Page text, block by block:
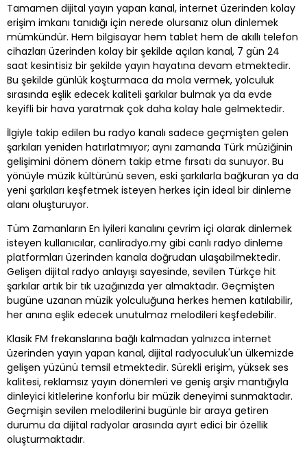
Tamamen dijital yayın yapan kanal, internet üzerinden kolay
erişim imkanı tanıdığı için nerede olursanız olun dinlemek
mümkündür. Hem bilgisayar hem tablet hem de akıllı telefon
cihazları üzerinden kolay bir şekilde açılan kanal, 7 gün 24
saat kesintisiz bir şekilde yayın hayatına devam etmektedir.
Bu şekilde günlük koşturmaca da mola vermek, yolculuk
sırasında eşlik edecek kaliteli şarkılar bulmak ya da evde
keyifli bir hava yaratmak çok daha kolay hale gelmektedir.
İlgiyle takip edilen bu radyo kanalı sadece geçmişten gelen
şarkıları yeniden hatırlatmıyor; aynı zamanda Türk müziğinin
gelişimini dönem dönem takip etme fırsatı da sunuyor. Bu
yönüyle müzik kültürünü seven, eski şarkılarla bağkuran ya da
yeni şarkıları keşfetmek isteyen herkes için ideal bir dinleme
alanı oluşturuyor.
Tüm Zamanların En İyileri kanalını çevrim içi olarak dinlemek
isteyen kullanıcılar, canliradyo.my gibi canlı radyo dinleme
platformları üzerinden kanala doğrudan ulaşabilmektedir.
Gelişen dijital radyo anlayışı sayesinde, sevilen Türkçe hit
şarkılar artık bir tık uzağınızda yer almaktadır. Geçmişten
bugüne uzanan müzik yolculuğuna herkes hemen katılabilir,
her anına eşlik edecek unutulmaz melodileri keşfedebilir.
Klasik FM frekanslarına bağlı kalmadan yalnızca internet
üzerinden yayın yapan kanal, dijital radyoculuk'un ülkemizde
gelişen yüzünü temsil etmektedir. Sürekli erişim, yüksek ses
kalitesi, reklamsız yayın dönemleri ve geniş arşiv mantığıyla
dinleyici kitlelerine konforlu bir müzik deneyimi sunmaktadır.
Geçmişin sevilen melodilerini bugünle bir araya getiren
durumu da dijital radyolar arasında ayırt edici bir özellik
oluşturmaktadır.